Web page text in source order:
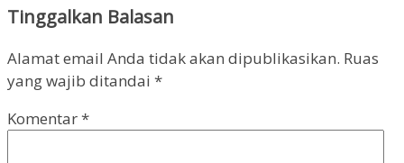
Tinggalkan Balasan
Alamat email Anda tidak akan dipublikasikan. Ruas
yang wajib ditandai *
Komentar*